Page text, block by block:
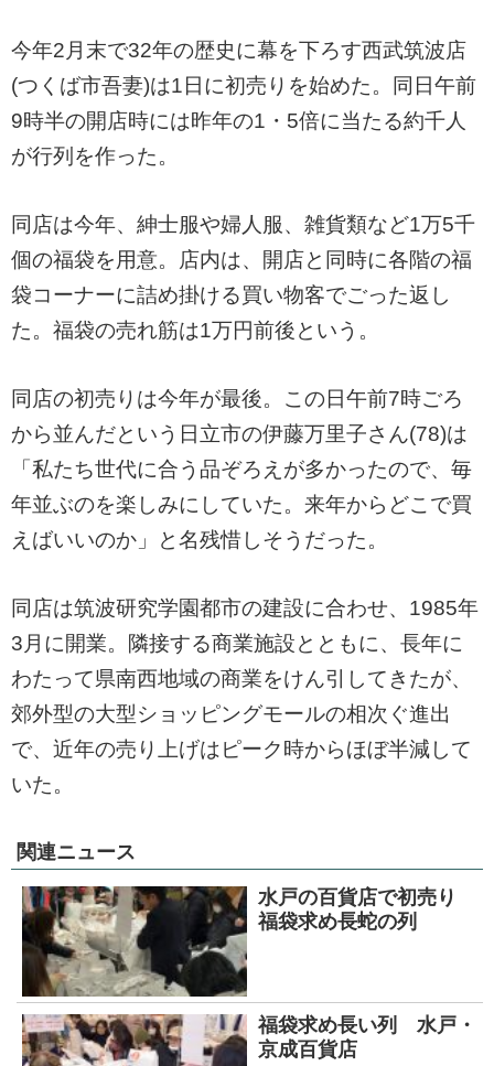
今年2月末で32年の歴史に幕を下ろす西武筑波店
(つくば市吾妻)は1日に初売りを始めた。同日午前
9時半の開店時には昨年の1・5倍に当たる約千人
が行列を作った。
同店は今年、紳士服や婦人服、雑貨類など1万5千
個の福袋を用意。店内は、開店と同時に各階の福
袋コーナーに詰め掛ける買い物客でごった返し
た。福袋の売れ筋は1万円前後という。
同店の初売りは今年が最後。この日午前7時ごろ
から並んだという日立市の伊藤万里子さん(78)は
「私たち世代に合う品ぞろえが多かったので、毎
年並ぶのを楽しみにしていた。来年からどこで買
えばいいのか」と名残惜しそうだった。
同店は筑波研究学園都市の建設に合わせ、1985年
3月に開業。隣接する商業施設とともに、長年に
わたって県南西地域の商業をけん引してきたが、
郊外型の大型ショッピングモールの相次ぐ進出
で、近年の売り上げはピーク時からほぼ半減して
いた。
関連ニュース
水戸の百貨店で初売り
福袋求め長蛇の列
福袋求め長い列 水戸・
京成百貨店